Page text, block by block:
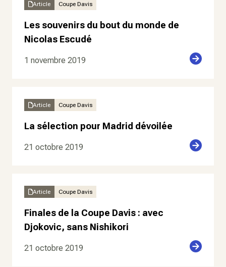
Article Coupe Davis
Les souvenirs du bout du monde de
Nicolas Escudé
1 novembre 2019
Article Coupe Davis
La sélection pour Madrid dévoilée
21 octobre 2019
Article Coupe Davis
Finales de la Coupe Davis : avec
Djokovic, sans Nishikori
21 octobre 2019